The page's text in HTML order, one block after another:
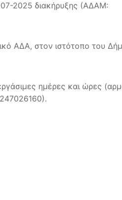
2025 διακήρυξης (ΑΔΑΜ:
ΑΔΑ, στον ιστότοπο του
ημέρες και ώρες